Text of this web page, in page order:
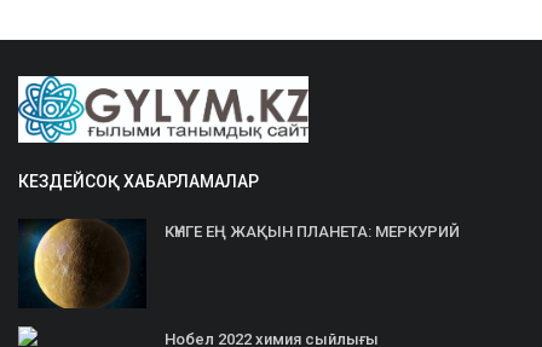
КЕЗДЕЙСОҚ ХАБАРЛАМАЛАР
КҮНГЕ ЕҢ ЖАҚЫН ПЛАНЕТА: МЕРКУРИЙ
Нобел 2022 химия сыйлығы